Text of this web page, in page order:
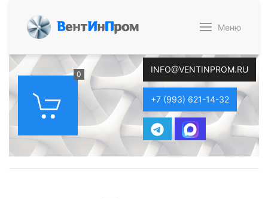
ВентИнПром Меню
0 INFO@VENTINPROM.RU
+7 (993) 621-14-32